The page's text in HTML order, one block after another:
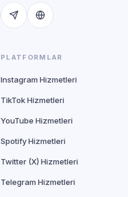
PLATFORMLAR
Instagram Hizmetleri
TikTok Hizmetleri
YouTube Hizmetleri
Spotify Hizmetleri
Twitter (X) Hizmetleri
Telegram Hizmetleri